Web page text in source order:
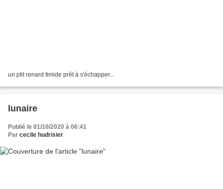
un ptit renard timide prêt à s'échapper...
lunaire
Publié le 01/10/2020 à 06:41
Par cecile hudrisier